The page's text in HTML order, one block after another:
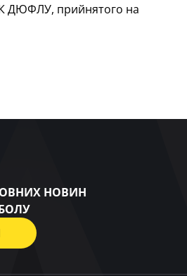
ДЮФЛУ, прийнятого на
НОВИН